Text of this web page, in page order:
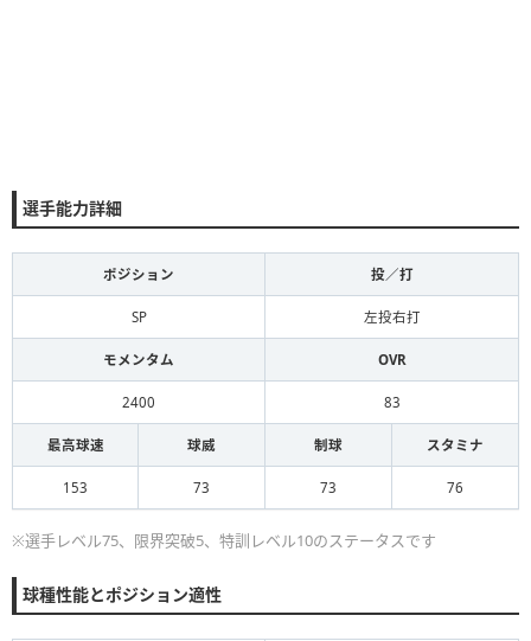
選手能力詳細
ポジション 投／打
SP 左投右打
モメンタム OVR
2400 83
最高球速 球威 制球 スタミナ
153 73 73 76
※選手レベル75、限界突破5、特訓レベル10のステータスです
球種性能とポジション適性